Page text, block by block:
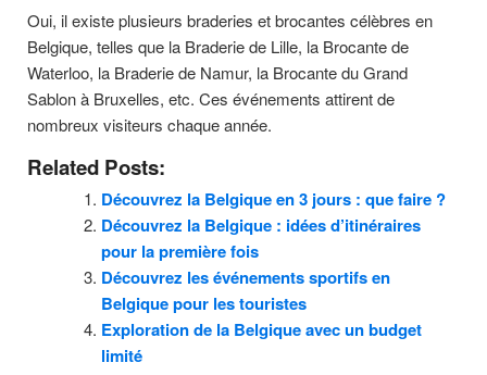
Oui, il existe plusieurs braderies et brocantes célèbres en
Belgique, telles que la Braderie de Lille, la Brocante de
Waterloo, la Braderie de Namur, la Brocante du Grand
Sablon à Bruxelles, etc. Ces événements attirent de
nombreux visiteurs chaque année.
Related Posts:
Découvrez la Belgique en 3 jours : que faire ?
Découvrez la Belgique : idées d’itinéraires
pour la première fois
Découvrez les événements sportifs en
Belgique pour les touristes
Exploration de la Belgique avec un budget
limité